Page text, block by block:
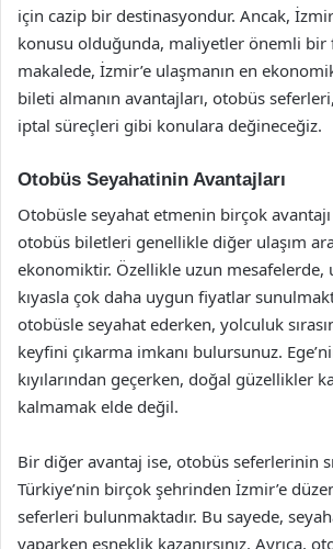
için cazip bir destinasyondur. Ancak,
konusu olduğunda, maliyetler önemli bir
makalede, İzmir’e ulaşmanın en
bileti almanın avantajları, otobüs
iptal süreçleri gibi konulara değineceğiz.
Otobüs Seyahatinin Avantajları
Otobüsle seyahat etmenin birçok
otobüs biletleri genellikle diğer ulaşım
ekonomiktir. Özellikle uzun mesafelerde,
kıyasla çok daha uygun fiyatlar
otobüsle seyahat ederken, yolculuk
keyfini çıkarma imkanı bulursunuz.
kıyılarından geçerken, doğal güzellikler
kalmamak elde değil.
Bir diğer avantaj ise, otobüs seferlerinin
Türkiye’nin birçok şehrinden İzmir’e
seferleri bulunmaktadır. Bu sayede,
yaparken esneklik kazanırsınız. Ayrıca,